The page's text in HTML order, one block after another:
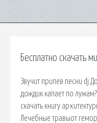
Бесплатно скачать
Звучит припев песни dj
дождик капает по
скачать книгу
Лечебные травыот